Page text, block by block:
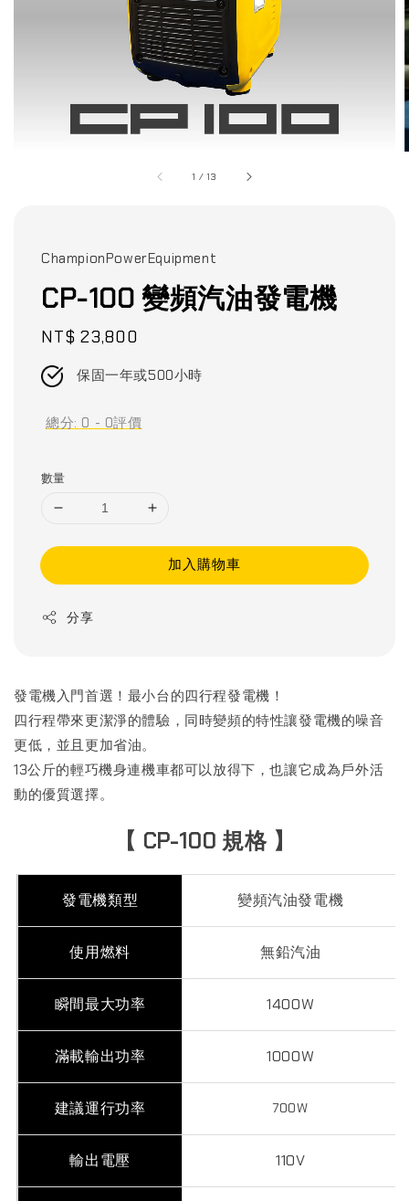
1 /13
ChampionPowerEquipment
CP-100 變頻汽油發電機
Regular
price
NT$ 23,800
保固一年或500小時
總分: 0 - 0評價
數量
加入購物車
分享
發電機入門首選！最小台的四行程發電機！
四行程帶來更潔淨的體驗，同時變頻的特性讓發電機的噪音
更低，並且更加省油。
13公斤的輕巧機身連機車都可以放得下，也讓它成為戶外活
動的優質選擇。
【 CP-100 規格 】
發電機類型 變頻汽油發電機
使用燃料 無鉛汽油
瞬間最大功率 1400W
滿載輸出功率 1000W
建議運行功率 700W
輸出電壓 110V